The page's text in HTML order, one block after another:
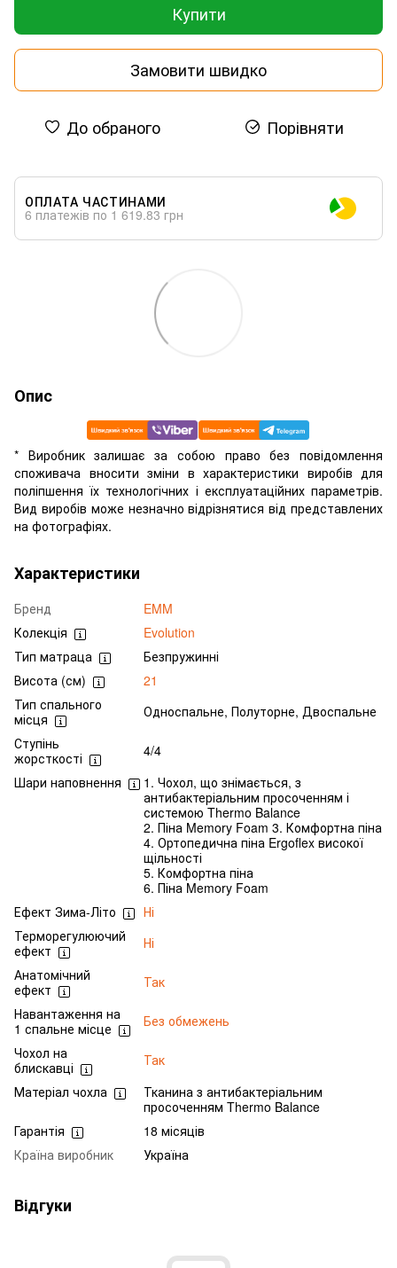
Купити
Замовити швидко
До обраного Порівняти
ОПЛАТА ЧАСТИНАМИ
6 платежів по 1 619.83 грн
Опис
* Виробник залишає за собою право без повідомлення
споживача вносити зміни в характеристики виробів для
поліпшення їх технологічних і експлуатаційних параметрів.
Вид виробів може незначно відрізнятися від представлених
на фотографіях.
Характеристики
Бренд
EMM
Колекція
Evolution
Тип матраца
Безпружинні
Висота (см)
21
Тип спального
місця
Односпальне, Полуторне, Двоспальне
Ступінь
жорсткості
4/4
Шари наповнення
1. Чохол, що знімається, з
антибактеріальним просоченням і
системою Thermo Balance
2. Піна Memory Foam 3. Комфортна піна
4. Ортопедична піна Ergoflex високої
щільності
5. Комфортна піна
6. Піна Memory Foam
Ефект Зима-Літо
Ні
Терморегулюючий
ефект
Ні
Анатомічний
ефект
Так
Навантаження на
1 спальне місце
Без обмежень
Чохол на
блискавці
Так
Матеріал чохла
Тканина з антибактеріальним
просоченням Thermo Balance
Гарантія
18 місяців
Країна виробник
Україна
Відгуки